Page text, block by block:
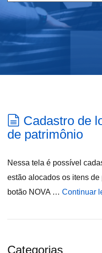
for:
Cadastro de
de patrimônio
Nessa tela é possível
estão alocados os itens
botão NOVA … Continuar
Categorias